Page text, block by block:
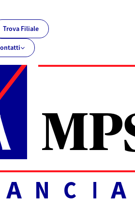
| AXA MPS Financial - AXA-
Trova Filiale